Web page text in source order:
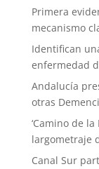
Primera
mecanismo
Identifican
enfermedad
Andalucía
otras
‘Camino de
largometraje
Canal Sur